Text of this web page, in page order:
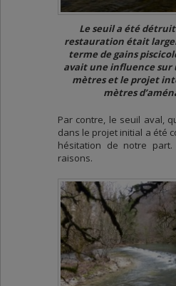
Le seuil a été
restauration était
terme de gains
avait une influence sur
mètres et le projet
mètres
Par contre, le seuil aval,
dans le projet initial a été
hésitation de notre
raisons.